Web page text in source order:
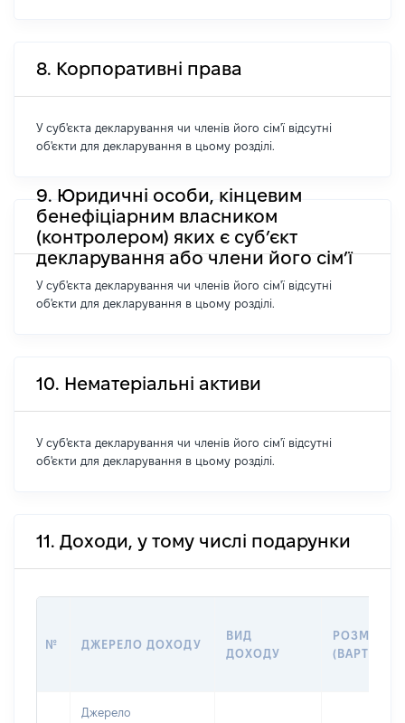
8. Корпоративні права
У суб'єкта декларування чи членів його сім'ї відсутні
об'єкти для декларування в цьому розділі.
9. Юридичні особи, кінцевим
бенефіціарним власником
(контролером) яких є суб’єкт
декларування або члени його сім’ї
У суб'єкта декларування чи членів його сім'ї відсутні
об'єкти для декларування в цьому розділі.
10. Нематеріальні активи
У суб'єкта декларування чи членів його сім'ї відсутні
об'єкти для декларування в цьому розділі.
11. Доходи, у тому числі подарунки
№ ДЖЕРЕЛО ДОХОДУ
ВИД
ДОХОДУ
РОЗМІР
(ВАРТІСТЬ)
Джерело